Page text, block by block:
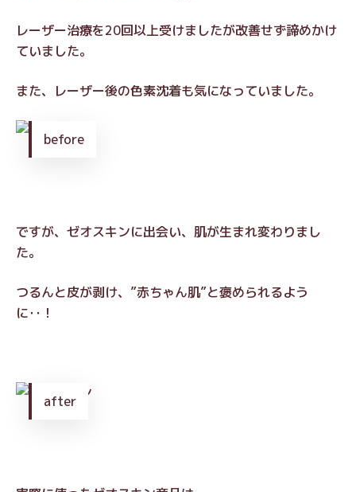
レーザー治療を20回以上受けましたが改善せず諦めかけ
ていました。
また、レーザー後の色素沈着も気になっていました。
before
ですが、ゼオスキンに出会い、肌が生まれ変わりまし
た。
つるんと皮が剥け、”赤ちゃん肌”と褒められるよう
に‥！
after